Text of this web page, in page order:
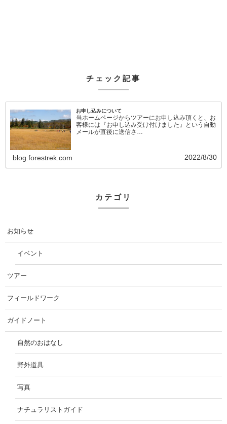
チェック記事
お申し込みについて
当ホームページからツアーにお申し込み頂くと、お
客様には『お申し込み受け付けました』という自動
メールが直後に送信さ…
blog.forestrek.com 2022/8/30
カテゴリ
お知らせ
イベント
ツアー
フィールドワーク
ガイドノート
自然のおはなし
野外道具
写真
ナチュラリストガイド